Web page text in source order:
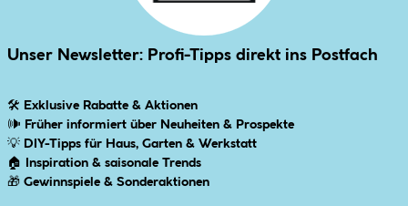
Unser Newsletter: Profi-Tipps direkt ins Postfach
🛠 Exklusive Rabatte & Aktionen
🕪 Früher informiert über Neuheiten & Prospekte
💡 DIY-Tipps für Haus, Garten & Werkstatt
🏠
Inspiration & saisonale Trends
🎁 Gewinnspiele & Sonderaktionen